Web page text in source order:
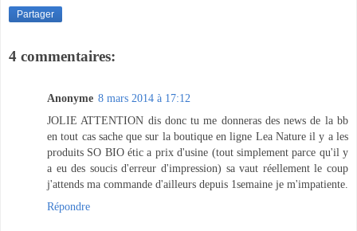
Partager
4 commentaires:
Anonyme 8 mars 2014 à 17:12
JOLIE ATTENTION dis donc tu me donneras des news de la bb
en tout cas sache que sur la boutique en ligne Lea Nature il y a les
produits SO BIO étic a prix d'usine (tout simplement parce qu'il y
a eu des soucis d'erreur d'impression) sa vaut réellement le coup
j'attends ma commande d'ailleurs depuis 1semaine je m'impatiente.
Répondre